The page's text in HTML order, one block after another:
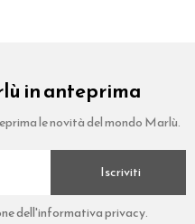
in anteprima
le novità del mondo Marlù.
Iscriviti
dell'informativa privacy.